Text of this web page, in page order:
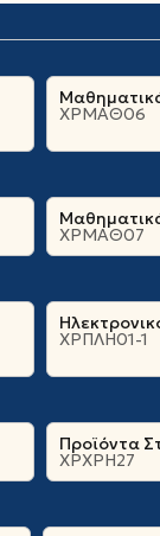
ΧΡΜΑΘ06
Μαθηματικά
ΧΡΜΑΘ07
ΧΡΠΛΗ01-1
Προϊόντα
ΧΡΧΡΗ27